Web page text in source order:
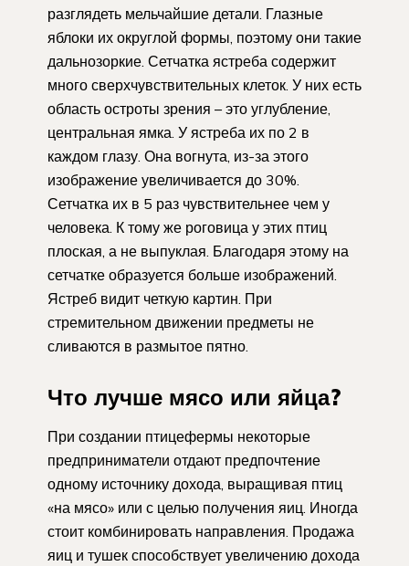
разглядеть мельчайшие детали. Глазные
яблоки их округлой формы, поэтому они такие
дальнозоркие. Сетчатка ястреба содержит
много сверхчувствительных клеток. У них есть
область остроты зрения – это углубление,
центральная ямка. У ястреба их по 2 в
каждом глазу. Она вогнута, из-за этого
изображение увеличивается до 30%.
Сетчатка их в 5 раз чувствительнее чем у
человека. К тому же роговица у этих птиц
плоская, а не выпуклая. Благодаря этому на
сетчатке образуется больше изображений.
Ястреб видит четкую картин. При
стремительном движении предметы не
сливаются в размытое пятно.
Что лучше мясо или яйца?
При создании птицефермы некоторые
предприниматели отдают предпочтение
одному источнику дохода, выращивая птиц
«на мясо» или с целью получения яиц. Иногда
стоит комбинировать направления. Продажа
яиц и тушек способствует увеличению дохода